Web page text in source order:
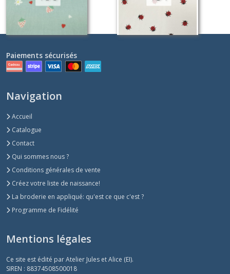
Paiements sécurisés
Navigation
Accueil
Catalogue
Contact
Qui sommes nous ?
Conditions générales de vente
Créez votre liste de naissance!
La broderie en appliqué: qu'est ce que c'est ?
Programme de Fidélité
Mentions légales
Ce site est édité par Atelier Jules et Alice (EI).
SIREN : 88374508500018